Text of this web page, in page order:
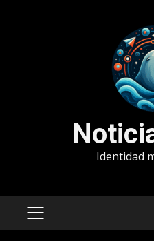
Identidad
MENÚ